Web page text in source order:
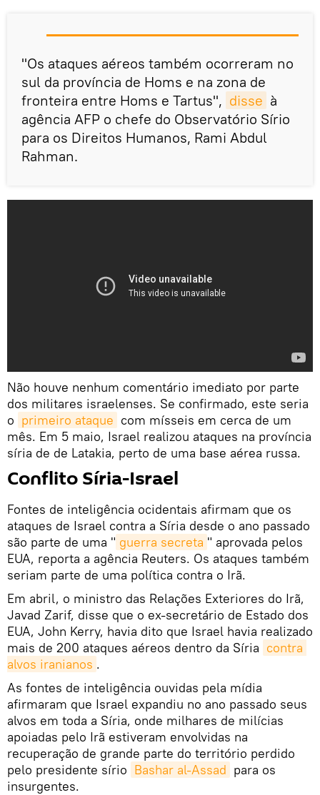
"Os ataques aéreos também ocorreram no
sul da província de Homs e na zona de
fronteira entre Homs e Tartus", disse à
agência AFP o chefe do Observatório Sírio
para os Direitos Humanos, Rami Abdul
Rahman.
Não houve nenhum comentário imediato por parte
dos militares israelenses. Se confirmado, este seria
o primeiro ataque com mísseis em cerca de um
mês. Em 5 maio, Israel realizou ataques na província
síria de de Latakia, perto de uma base aérea russa.
Conflito Síria-Israel
Fontes de inteligência ocidentais afirmam que os
ataques de Israel contra a Síria desde o ano passado
são parte de uma " guerra secreta " aprovada pelos
EUA, reporta a agência Reuters. Os ataques também
seriam parte de uma política contra o Irã.
Em abril, o ministro das Relações Exteriores do Irã,
Javad Zarif, disse que o ex-secretário de Estado dos
EUA, John Kerry, havia dito que Israel havia realizado
mais de 200 ataques aéreos dentro da Síria contra
alvos iranianos .
As fontes de inteligência ouvidas pela mídia
afirmaram que Israel expandiu no ano passado seus
alvos em toda a Síria, onde milhares de milícias
apoiadas pelo Irã estiveram envolvidas na
recuperação de grande parte do território perdido
pelo presidente sírio Bashar al-Assad para os
insurgentes.